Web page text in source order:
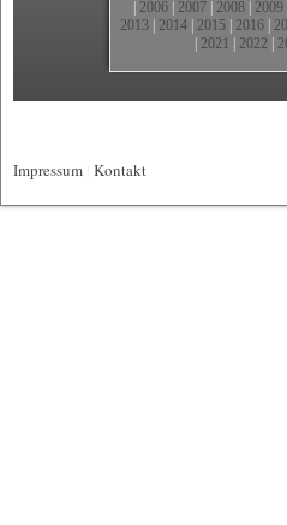
2006 2007 2008 2009
2013 2014 2015 2016
2021 2022
Impressum Kontakt